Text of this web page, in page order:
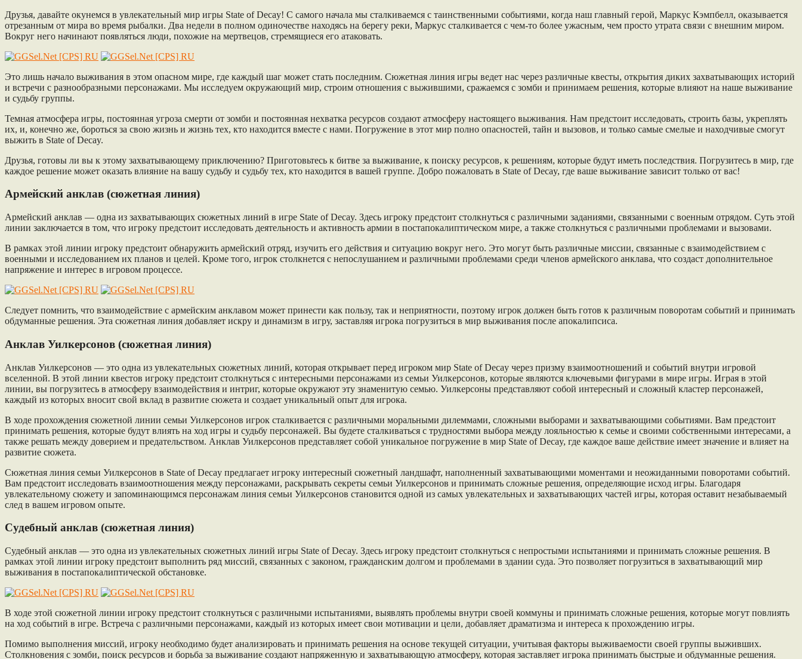
Друзья, давайте окунемся в увлекательный мир игры State of Decay! С самого начала мы сталкиваемся с таинственными событиями, когда наш главный герой, Маркус Кэмпбелл, оказывается
отрезанным от мира во время рыбалки. Два недели в полном одиночестве находясь на берегу реки, Маркус сталкивается с чем-то более ужасным, чем просто утрата связи с внешним миром.
Вокруг него начинают появляться люди, похожие на мертвецов, стремящиеся его атаковать.
Это лишь начало выживания в этом опасном мире, где каждый шаг может стать последним. Сюжетная линия игры ведет нас через различные квесты, открытия диких захватывающих историй
и встречи с разнообразными персонажами. Мы исследуем окружающий мир, строим отношения с выжившими, сражаемся с зомби и принимаем решения, которые влияют на наше выживание
и судьбу группы.
Темная атмосфера игры, постоянная угроза смерти от зомби и постоянная нехватка ресурсов создают атмосферу настоящего выживания. Нам предстоит исследовать, строить базы, укреплять
их, и, конечно же, бороться за свою жизнь и жизнь тех, кто находится вместе с нами. Погружение в этот мир полно опасностей, тайн и вызовов, и только самые смелые и находчивые смогут
выжить в State of Decay.
Друзья, готовы ли вы к этому захватывающему приключению? Приготовьтесь к битве за выживание, к поиску ресурсов, к решениям, которые будут иметь последствия. Погрузитесь в мир, где
каждое решение может оказать влияние на вашу судьбу и судьбу тех, кто находится в вашей группе. Добро пожаловать в State of Decay, где ваше выживание зависит только от вас!
Армейский анклав (сюжетная линия)
Армейский анклав — одна из захватывающих сюжетных линий в игре State of Decay. Здесь игроку предстоит столкнуться с различными заданиями, связанными с военным отрядом. Суть этой
линии заключается в том, что игроку предстоит исследовать деятельность и активность армии в постапокалиптическом мире, а также столкнуться с различными проблемами и вызовами.
В рамках этой линии игроку предстоит обнаружить армейский отряд, изучить его действия и ситуацию вокруг него. Это могут быть различные миссии, связанные с взаимодействием с
военными и исследованием их планов и целей. Кроме того, игрок столкнется с непослушанием и различными проблемами среди членов армейского анклава, что создаст дополнительное
напряжение и интерес в игровом процессе.
Следует помнить, что взаимодействие с армейским анклавом может принести как пользу, так и неприятности, поэтому игрок должен быть готов к различным поворотам событий и принимать
обдуманные решения. Эта сюжетная линия добавляет искру и динамизм в игру, заставляя игрока погрузиться в мир выживания после апокалипсиса.
Анклав Уилкерсонов (сюжетная линия)
Анклав Уилкерсонов — это одна из увлекательных сюжетных линий, которая открывает перед игроком мир State of Decay через призму взаимоотношений и событий внутри игровой
вселенной. В этой линии квестов игроку предстоит столкнуться с интересными персонажами из семьи Уилкерсонов, которые являются ключевыми фигурами в мире игры. Играя в этой
линии, вы погрузитесь в атмосферу взаимодействия и интриг, которые окружают эту знаменитую семью. Уилкерсоны представляют собой интересный и сложный кластер персонажей,
каждый из которых вносит свой вклад в развитие сюжета и создает уникальный опыт для игрока.
В ходе прохождения сюжетной линии семьи Уилкерсонов игрок сталкивается с различными моральными дилеммами, сложными выборами и захватывающими событиями. Вам предстоит
принимать решения, которые будут влиять на ход игры и судьбу персонажей. Вы будете сталкиваться с трудностями выбора между лояльностью к семье и своими собственными интересами, а
также решать между доверием и предательством. Анклав Уилкерсонов представляет собой уникальное погружение в мир State of Decay, где каждое ваше действие имеет значение и влияет на
развитие сюжета.
Сюжетная линия семьи Уилкерсонов в State of Decay предлагает игроку интересный сюжетный ландшафт, наполненный захватывающими моментами и неожиданными поворотами событий.
Вам предстоит исследовать взаимоотношения между персонажами, раскрывать секреты семьи Уилкерсонов и принимать сложные решения, определяющие исход игры. Благодаря
увлекательному сюжету и запоминающимся персонажам линия семьи Уилкерсонов становится одной из самых увлекательных и захватывающих частей игры, которая оставит незабываемый
след в вашем игровом опыте.
Судебный анклав (сюжетная линия)
Судебный анклав — это одна из увлекательных сюжетных линий игры State of Decay. Здесь игроку предстоит столкнуться с непростыми испытаниями и принимать сложные решения. В
рамках этой линии игроку предстоит выполнить ряд миссий, связанных с законом, гражданским долгом и проблемами в здании суда. Это позволяет погрузиться в захватывающий мир
выживания в постапокалиптической обстановке.
В ходе этой сюжетной линии игроку предстоит столкнуться с различными испытаниями, выявлять проблемы внутри своей коммуны и принимать сложные решения, которые могут повлиять
на ход событий в игре. Встреча с различными персонажами, каждый из которых имеет свои мотивации и цели, добавляет драматизма и интереса к прохождению игры.
Помимо выполнения миссий, игроку необходимо будет анализировать и принимать решения на основе текущей ситуации, учитывая факторы выживаемости своей группы выживших.
Столкновения с зомби, поиск ресурсов и борьба за выживание создают напряженную и захватывающую атмосферу, которая заставляет игрока принимать быстрые и обдуманные решения.